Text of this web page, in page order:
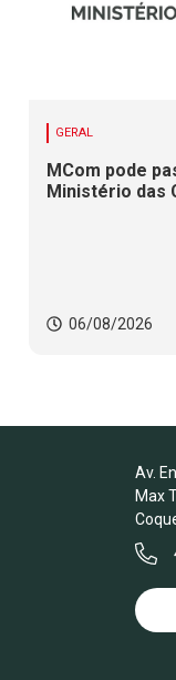
GERAL
MCom pode
Ministério das
06/08/2026
Av.
Max